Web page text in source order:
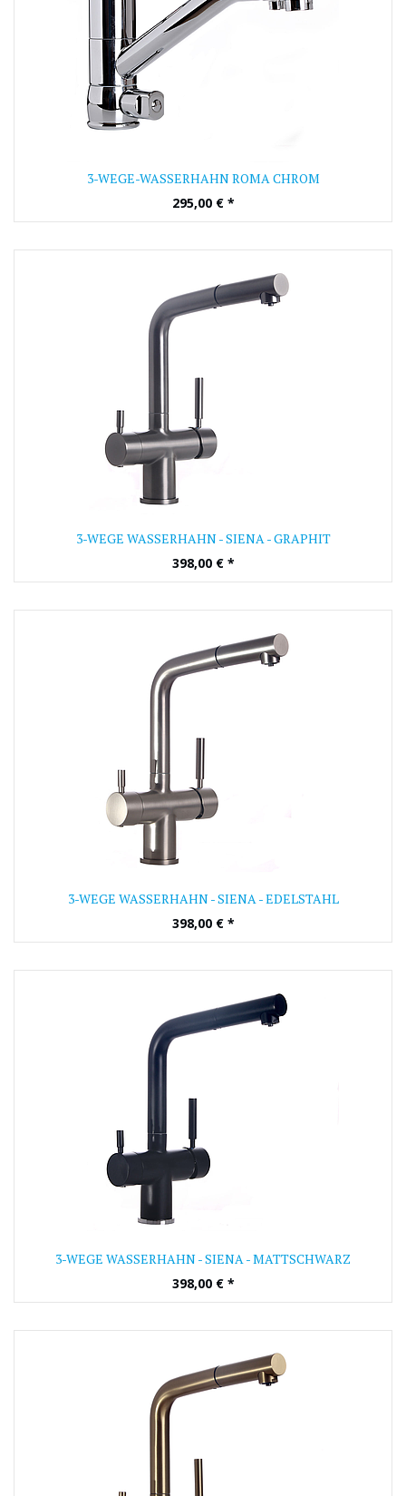
3-WEGE-WASSERHAHN ROMA CHROM
295,00€ *
3-WEGE WASSERHAHN - SIENA - GRAPHIT
398,00€ *
3-WEGE WASSERHAHN - SIENA - EDELSTAHL
398,00€ *
3-WEGE WASSERHAHN - SIENA - MATTSCHWARZ
398,00€ *